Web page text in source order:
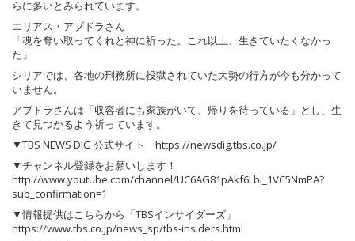
らに多いとみられています。
エリアス・アブドラさん
「魂を奪い取ってくれと神に祈った。これ以上、生きていたくなかっ
た」
シリアでは、各地の刑務所に投獄されていた大勢の行方が今も分かって
いません。
アブドラさんは「収容者にも家族がいて、帰りを待っている」とし、生
きて見つかるよう祈っています。
▼TBS NEWS DIG 公式サイト https://newsdig.tbs.co.jp/
▼チャンネル登録をお願いします！
http://www.youtube.com/channel/UC6AG81pAkf6Lbi_1VC5NmPA?
sub_confirmation=1
▼情報提供はこちらから「TBSインサイダーズ」
https://www.tbs.co.jp/news_sp/tbs-insiders.html